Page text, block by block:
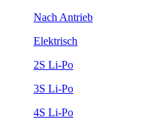
Nach Antrieb
Elektrisch
2S Li-Po
3S Li-Po
4S Li-Po